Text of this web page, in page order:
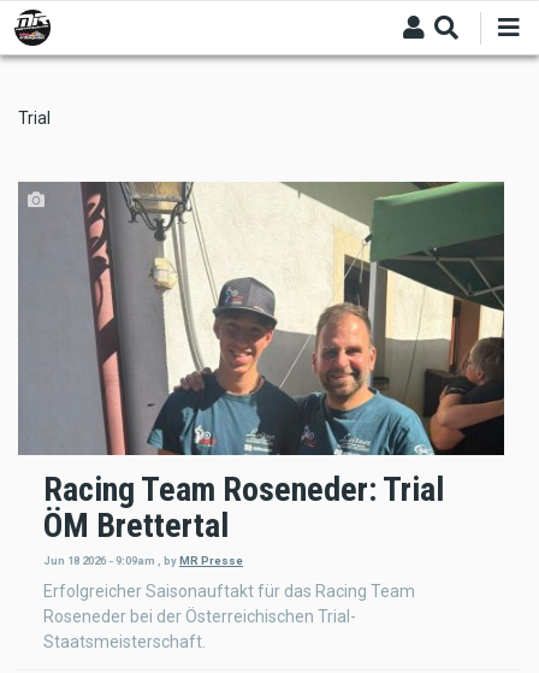
Skip
to
main
Trial
Racing Team Roseneder: Trial
ÖM Brettertal
Jun 18 2026 - 9:09am , by MR Presse
Erfolgreicher Saisonauftakt für das Racing Team
Roseneder bei der Österreichischen Trial-
Staatsmeisterschaft.